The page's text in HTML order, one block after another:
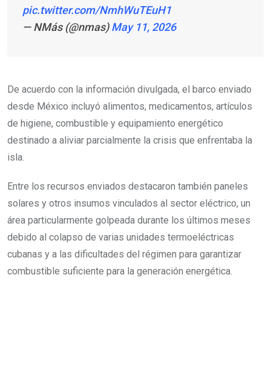
pic.twitter.com/NmhWuTEuH1
— NMás (@nmas)May 11, 2026
De acuerdo con la información divulgada, el barco enviado
desde México incluyó alimentos, medicamentos, artículos
de higiene, combustible y equipamiento energético
destinado a aliviar parcialmente la crisis que enfrentaba la
isla.
Entre los recursos enviados destacaron también paneles
solares y otros insumos vinculados al sector eléctrico, un
área particularmente golpeada durante los últimos meses
debido al colapso de varias unidades termoeléctricas
cubanas y a las dificultades del régimen para garantizar
combustible suficiente para la generación energética.